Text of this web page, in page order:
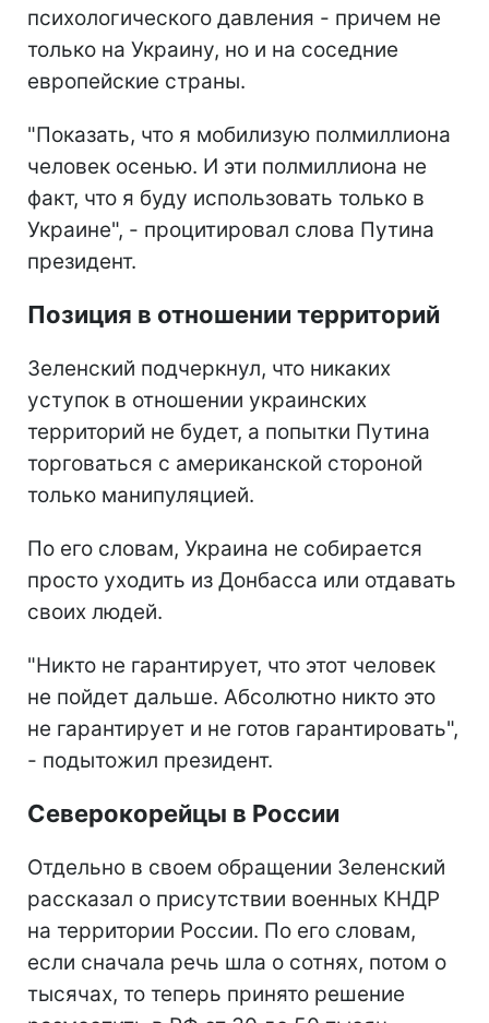
психологического давления - причем не
только на Украину, но и на соседние
европейские страны.
"Показать, что я мобилизую полмиллиона
человек осенью. И эти полмиллиона не
факт, что я буду использовать только в
Украине", - процитировал слова Путина
президент.
Позиция в отношении территорий
Зеленский подчеркнул, что никаких
уступок в отношении украинских
территорий не будет, а попытки Путина
торговаться с американской стороной
только манипуляцией.
По его словам, Украина не собирается
просто уходить из Донбасса или отдавать
своих людей.
"Никто не гарантирует, что этот человек
не пойдет дальше. Абсолютно никто это
не гарантирует и не готов гарантировать",
- подытожил президент.
Северокорейцы в России
Отдельно в своем обращении Зеленский
рассказал о присутствии военных КНДР
на территории России. По его словам,
если сначала речь шла о сотнях, потом о
тысячах, то теперь принято решение